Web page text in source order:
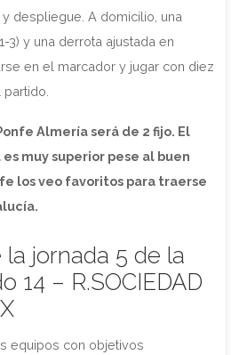
despliegue. A domicilio, una
3) y una derrota ajustada en
en el marcador y jugar con diez
Almería será de 2 fijo. El
muy superior pese al buen
los veo favoritos para traerse
jornada 5 de la
14 – R.SOCIEDAD
equipos con objetivos